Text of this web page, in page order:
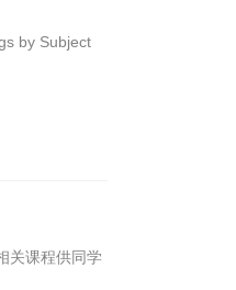
by Subject
关课程供同学